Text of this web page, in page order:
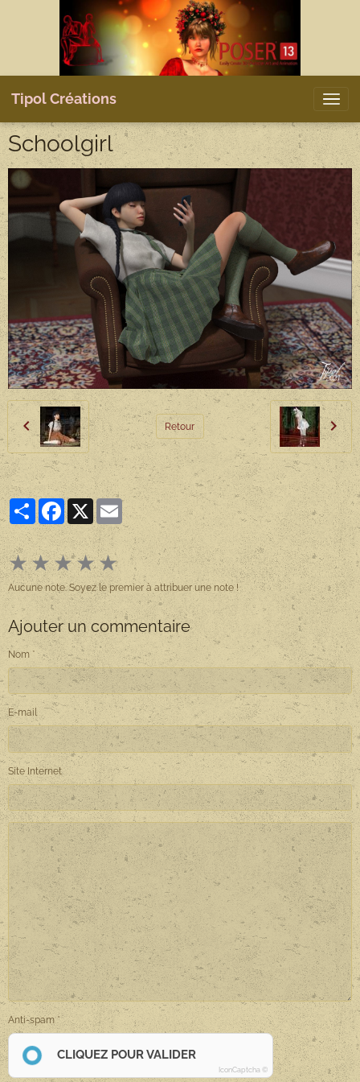
Tipol Créations
Schoolgirl
Retour
PartagerFacebook Email
★★★★★
Aucune note. Soyez le premier à attribuer une note !
Ajouter un commentaire
Nom
E-mail
Site Internet
Anti-spam
CLIQUEZ POUR VALIDER
IconCaptcha ©